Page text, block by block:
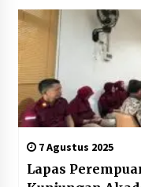
7 Agustus 2025
Lapas